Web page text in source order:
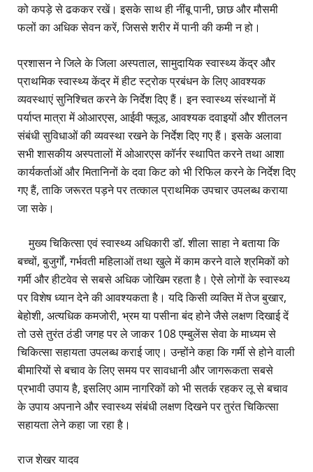
को कपड़े से ढककर रखें। इसके साथ ही नींबू पानी, छाछ और मौसमी
फलों का अधिक सेवन करें, जिससे शरीर में पानी की कमी न हो।
प्रशासन ने जिले के जिला अस्पताल, सामुदायिक स्वास्थ्य केंद्र और
प्राथमिक स्वास्थ्य केंद्र में हीट स्ट्रोक प्रबंधन के लिए आवश्यक
व्यवस्थाएं सुनिश्चित करने के निर्देश दिए हैं। इन स्वास्थ्य संस्थानों में
पर्याप्त मात्रा में ओआरएस, आईवी फ्लूड, आवश्यक दवाइयों और शीतलन
संबंधी सुविधाओं की व्यवस्था रखने के निर्देश दिए गए हैं। इसके अलावा
सभी शासकीय अस्पतालों में ओआरएस कॉर्नर स्थापित करने तथा आशा
कार्यकर्ताओं और मितानिनों के दवा किट को भी रिफिल करने के निर्देश दिए
गए हैं, ताकि जरूरत पड़ने पर तत्काल प्राथमिक उपचार उपलब्ध कराया
जा सके।
मुख्य चिकित्सा एवं स्वास्थ्य अधिकारी डॉ. शीला साहा ने बताया कि
बच्चों, बुजुर्गों, गर्भवती महिलाओं तथा खुले में काम करने वाले श्रमिकों को
गर्मी और हीटवेव से सबसे अधिक जोखिम रहता है। ऐसे लोगों के स्वास्थ्य
पर विशेष ध्यान देने की आवश्यकता है। यदि किसी व्यक्ति में तेज बुखार,
बेहोशी, अत्यधिक कमजोरी, भ्रम या पसीना बंद होने जैसे लक्षण दिखाई दें
तो उसे तुरंत ठंडी जगह पर ले जाकर 108 एम्बुलेंस सेवा के माध्यम से
चिकित्सा सहायता उपलब्ध कराई जाए। उन्होंने कहा कि गर्मी से होने वाली
बीमारियों से बचाव के लिए समय पर सावधानी और जागरूकता सबसे
प्रभावी उपाय है, इसलिए आम नागरिकों को भी सतर्क रहकर लू से बचाव
के उपाय अपनाने और स्वास्थ्य संबंधी लक्षण दिखने पर तुरंत चिकित्सा
सहायता लेने कहा जा रहा है।
राज शेखर यादव